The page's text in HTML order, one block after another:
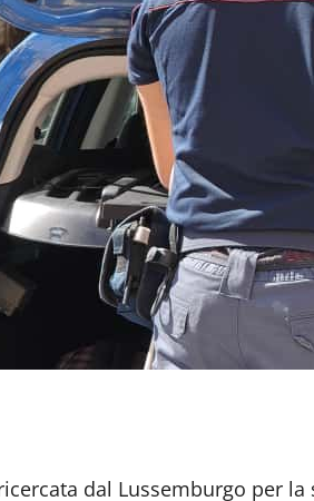
ricercata dal Lussemburgo per